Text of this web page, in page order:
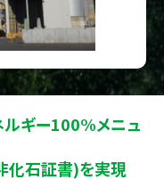
ルギー100%メニュ
化石証書)を実現